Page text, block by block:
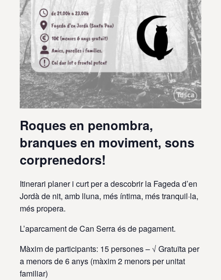
Roques en penombra,
branques en moviment, sons
corprenedors!
Itinerari planer i curt per a descobrir la Fageda d’en
Jordà de nit, amb lluna, més íntima, més tranquil·la,
més propera.
L’aparcament de Can Serra és de pagament.
Màxim de participants: 15 persones – √ Gratuïta per
a menors de 6 anys (màxim 2 menors per unitat
familiar)